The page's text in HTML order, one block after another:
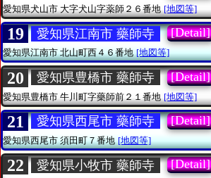
愛知県犬山市 大字犬山字薬師２６番地 [地図等]
19 愛知県江南市 藥師寺 [Detail]
愛知県江南市北山町西４６番地 [地図等]
20 愛知県豊橋市 藥師寺 [Detail]
愛知県豊橋市 牛川町字藥師前２１番地 [地図等]
21 愛知県西尾市 藥師寺 [Detail]
愛知県西尾市須田町７番地 [地図等]
22 愛知県小牧市 藥師寺 [Detail]